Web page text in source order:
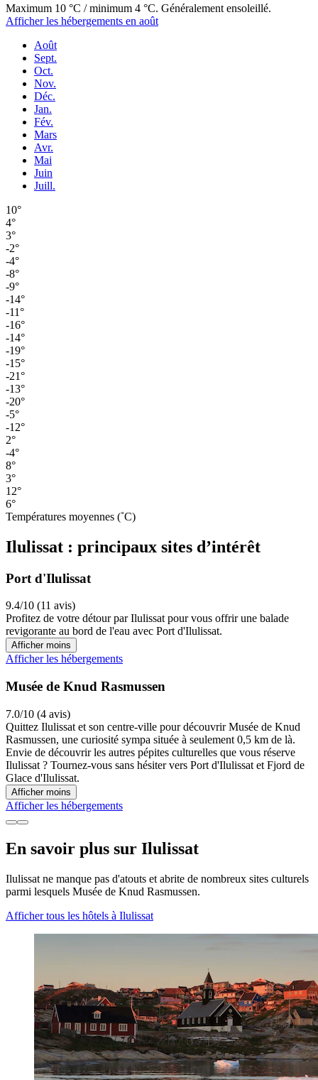
Maximum 10 °C / minimum 4 °C. Généralement ensoleillé.
Afficher les hébergements en août
Août
Sept.
Oct.
Nov.
Déc.
Jan.
Fév.
Mars
Avr.
Mai
Juin
Juill.
10°
4°
3°
-2°
-4°
-8°
-9°
-14°
-11°
-16°
-14°
-19°
-15°
-21°
-13°
-20°
-5°
-12°
2°
-4°
8°
3°
12°
6°
Températures moyennes (˚C)
Ilulissat : principaux sites d’intérêt
Port d'Ilulissat
9.4/10 (11 avis)
Profitez de votre détour par Ilulissat pour vous offrir une balade
revigorante au bord de l'eau avec Port d'Ilulissat.
Afficher moins
Afficher les hébergements
Musée de Knud Rasmussen
7.0/10 (4 avis)
Quittez Ilulissat et son centre-ville pour découvrir Musée de Knud
Rasmussen, une curiosité sympa située à seulement 0,5 km de là.
Envie de découvrir les autres pépites culturelles que vous réserve
Ilulissat ? Tournez-vous sans hésiter vers Port d'Ilulissat et Fjord de
Glace d'Ilulissat.
Afficher moins
Afficher les hébergements
En savoir plus sur Ilulissat
Ilulissat ne manque pas d'atouts et abrite de nombreux sites culturels
parmi lesquels Musée de Knud Rasmussen.
Afficher tous les hôtels à Ilulissat